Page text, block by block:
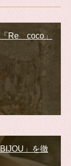
Re coco」
」を徹